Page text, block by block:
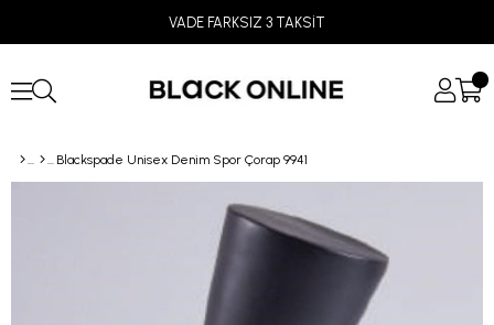
VADE FARKSIZ 3 TAKSİT
Blackspade Unisex Denim Spor Çorap 9941